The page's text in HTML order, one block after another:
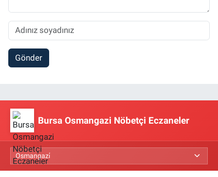
Gönder
Bursa Osmangazi Nöbetçi Eczaneler